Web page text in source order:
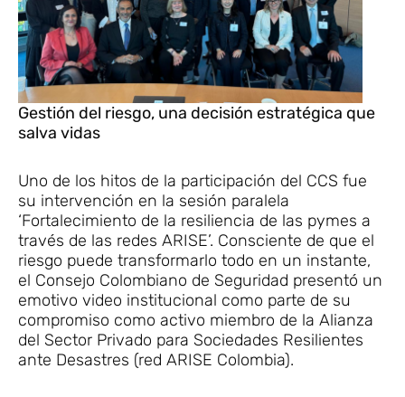
Gestión del riesgo, una decisión estratégica que
salva vidas
Uno de los hitos de la participación del CCS fue
su intervención en la sesión paralela
‘Fortalecimiento de la resiliencia de las pymes a
través de las redes ARISE’. Consciente de que el
riesgo puede transformarlo todo en un instante,
el Consejo Colombiano de Seguridad presentó un
emotivo video institucional como parte de su
compromiso como activo miembro de la Alianza
del Sector Privado para Sociedades Resilientes
ante Desastres (red ARISE Colombia).